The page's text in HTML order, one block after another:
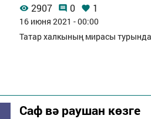
2907 0 1
16 июня 2021 - 00:00
Татар халкының мирасы
Саф вә раушан көзге